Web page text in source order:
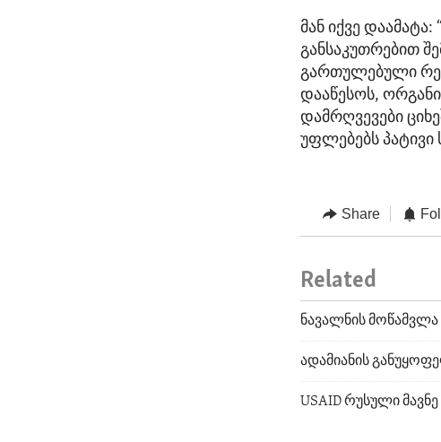
მან იქვე
განსაკუთრებით
გართულებული
დააწესოს,
დამრღვევები
უფლებებს პატივი
Share
Related
ნავალნის მოწამვლა
ადამიანის
USAID რუსული